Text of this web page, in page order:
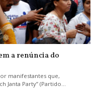
a renúncia do
manifestantes que,
Janta Party” (Partido…